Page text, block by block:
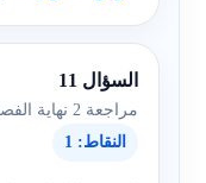
السؤال 11
مراجعة 2 نهاية الفصل الدراسي الثاني في مادة الفيزياء
النقاط: 1